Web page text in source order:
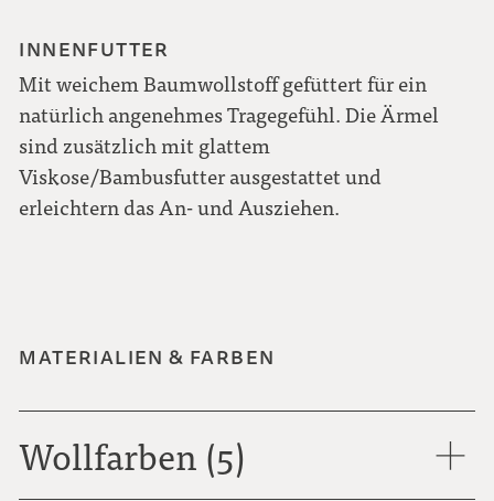
INNENFUTTER
Mit weichem Baumwollstoff gefüttert für ein
natürlich angenehmes Tragegefühl. Die Ärmel
sind zusätzlich mit glattem
Viskose/Bambusfutter ausgestattet und
erleichtern das An- und Ausziehen.
MATERIALIEN & FARBEN
Wollfarben (5)